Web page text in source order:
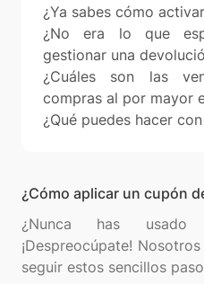
¿Ya sabes cómo
¿No era lo que
gestionar una
¿Cuáles son las
compras al por mayor
¿Qué puedes hacer
¿Cómo aplicar un cupón
¿Nunca has
¡Despreocúpate!
seguir estos sencillos